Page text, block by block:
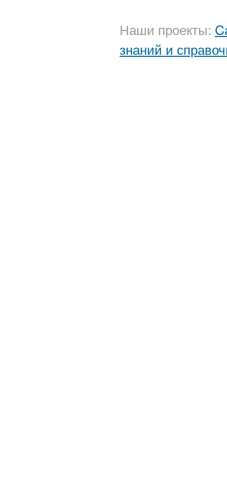
Наши проекты:
знаний и